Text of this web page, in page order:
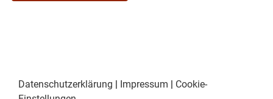
Datenschutzerklärung Impressum
Cookie-